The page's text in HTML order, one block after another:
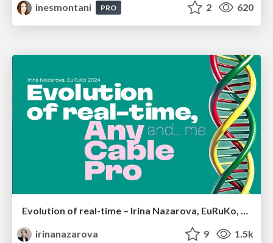
inesmontani
PRO 2 620
Evolution of real-time – Irina Nazarova, EuRuKo, 2024
irinanazarova
9 1.5k